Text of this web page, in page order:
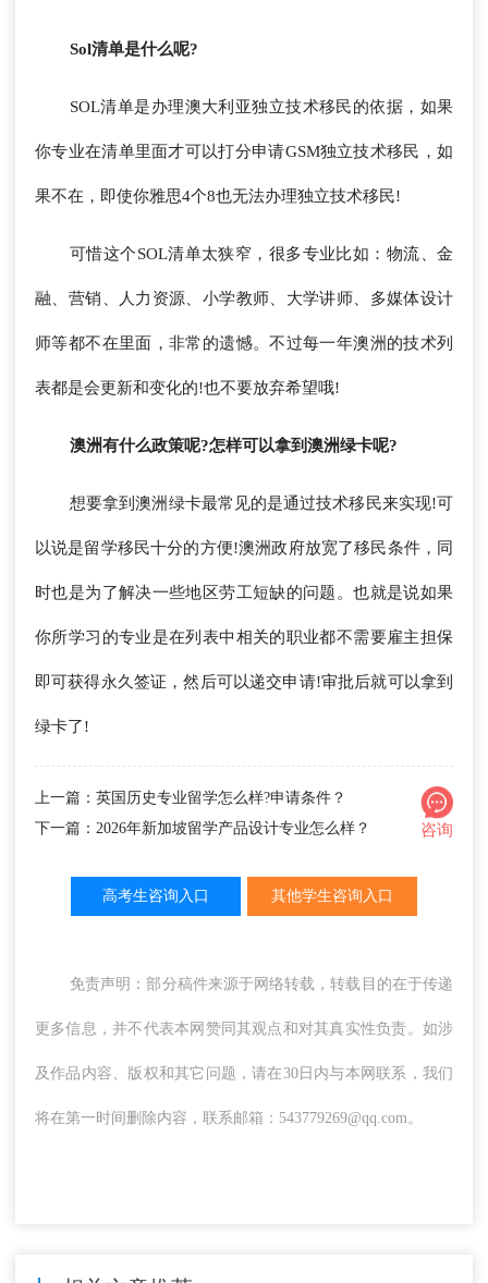
Sol清单是什么呢?
SOL清单是办理澳大利亚独立技术移民的依据，如果
你专业在清单里面才可以打分申请GSM独立技术移民，如
果不在，即使你雅思4个8也无法办理独立技术移民!
可惜这个SOL清单太狭窄，很多专业比如：物流、金
融、营销、人力资源、小学教师、大学讲师、多媒体设计
师等都不在里面，非常的遗憾。不过每一年澳洲的技术列
表都是会更新和变化的!也不要放弃希望哦!
澳洲有什么政策呢?怎样可以拿到澳洲绿卡呢?
想要拿到澳洲绿卡最常见的是通过技术移民来实现!可
以说是留学移民十分的方便!澳洲政府放宽了移民条件，同
时也是为了解决一些地区劳工短缺的问题。也就是说如果
你所学习的专业是在列表中相关的职业都不需要雇主担保
即可获得永久签证，然后可以递交申请!审批后就可以拿到
绿卡了!
上一篇：英国历史专业留学怎么样?申请条件？
下一篇：2026年新加坡留学产品设计专业怎么样？
咨询
高考生咨询入口 其他学生咨询入口
免责声明：部分稿件来源于网络转载，转载目的在于传递
更多信息，并不代表本网赞同其观点和对其真实性负责。如涉
及作品内容、版权和其它问题，请在30日内与本网联系，我们
将在第一时间删除内容，联系邮箱：543779269@qq.com。